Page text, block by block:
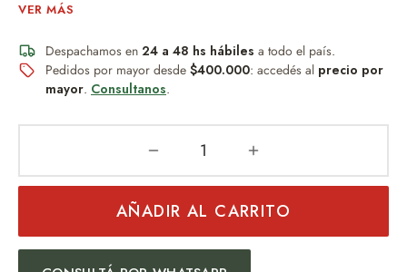
Ideal para quienes buscan funcionalidad sin
mantenimiento.
Se puede sumar una funda.
Mide 9cm x 8 cm
PESA:150GR
buen gusto.
VER MÁS
Despachamos en 24 a 48 hs hábiles a todo el país.
Pedidos por mayor desde $400.000: accedés al precio por
mayor. Consultanos.
AÑADIR AL CARRITO